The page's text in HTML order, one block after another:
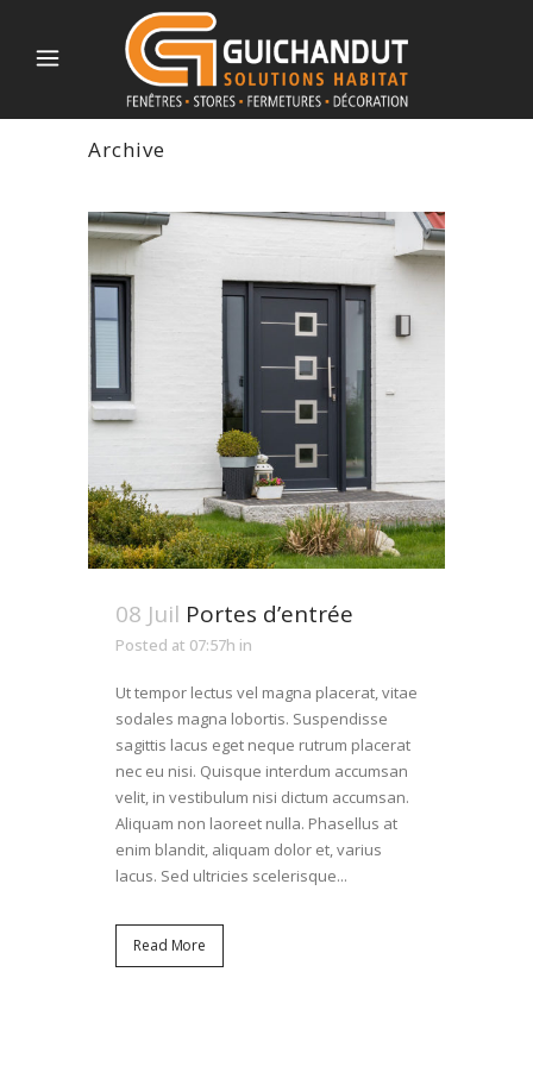
Archive
08 Juil Portes d’entrée
Posted at 07:57h in
Ut tempor lectus vel magna placerat, vitae
sodales magna lobortis. Suspendisse
sagittis lacus eget neque rutrum placerat
nec eu nisi. Quisque interdum accumsan
velit, in vestibulum nisi dictum accumsan.
Aliquam non laoreet nulla. Phasellus at
enim blandit, aliquam dolor et, varius
lacus. Sed ultricies scelerisque...
Read More